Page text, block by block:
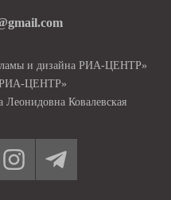
и дизайна РИА-ЦЕНТР»
ЦЕНТР»
Ковалевская